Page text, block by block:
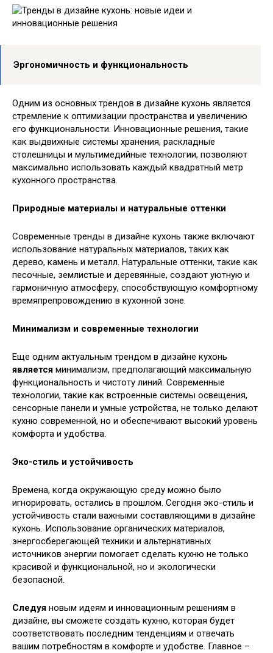
Эргономичность и функциональность
Одним из основных трендов в дизайне кухонь является
стремление к оптимизации пространства и увеличению
его функциональности. Инновационные решения, такие
как выдвижные системы хранения, раскладные
столешницы и мультимедийные технологии, позволяют
максимально использовать каждый квадратный метр
кухонного пространства.
Природные материалы и натуральные оттенки
Современные тренды в дизайне кухонь также включают
использование натуральных материалов, таких как
дерево, камень и металл. Натуральные оттенки, такие как
песочные, землистые и деревянные, создают уютную и
гармоничную атмосферу, способствующую комфортному
времяпрепровождению в кухонной зоне.
Минимализм и современные технологии
Еще одним актуальным трендом в дизайне кухонь
является минимализм, предполагающий максимальную
функциональность и чистоту линий. Современные
технологии, такие как встроенные системы освещения,
сенсорные панели и умные устройства, не только делают
кухню современной, но и обеспечивают высокий уровень
комфорта и удобства.
Эко-стиль и устойчивость
Времена, когда окружающую среду можно было
игнорировать, остались в прошлом. Сегодня эко-стиль и
устойчивость стали важными составляющими в дизайне
кухонь. Использование органических материалов,
энергосберегающей техники и альтернативных
источников энергии помогает сделать кухню не только
красивой и функциональной, но и экологически
безопасной.
Следуя новым идеям и инновационным решениям в
дизайне, вы сможете создать кухню, которая будет
соответствовать последним тенденциям и отвечать
вашим потребностям в комфорте и удобстве. Главное –